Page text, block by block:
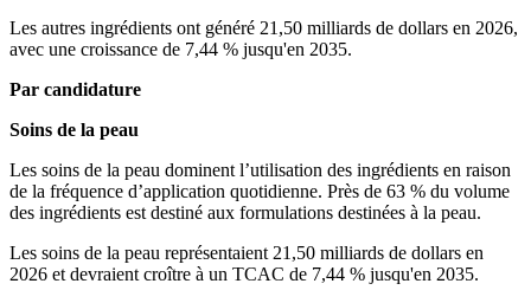
Les autres ingrédients ont généré 21,50 milliards de dollars en 2026,
avec une croissance de 7,44 % jusqu'en 2035.
Par candidature
Soins de la peau
Les soins de la peau dominent l’utilisation des ingrédients en raison
de la fréquence d’application quotidienne. Près de 63 % du volume
des ingrédients est destiné aux formulations destinées à la peau.
Les soins de la peau représentaient 21,50 milliards de dollars en
2026 et devraient croître à un TCAC de 7,44 % jusqu'en 2035.